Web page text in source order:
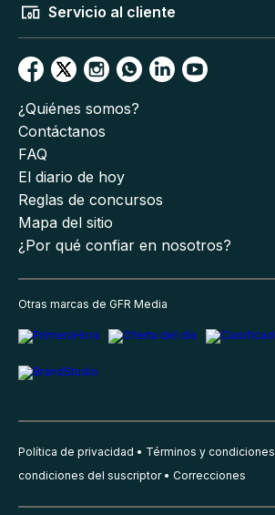
Servicio al cliente
¿Quiénes somos?
Contáctanos
FAQ
El diario de hoy
Reglas de concursos
Mapa del sitio
¿Por qué confiar en nosotros?
Otras marcas de GFR Media
Política de privacidad Términos y condiciones
condiciones del suscriptor
Correcciones